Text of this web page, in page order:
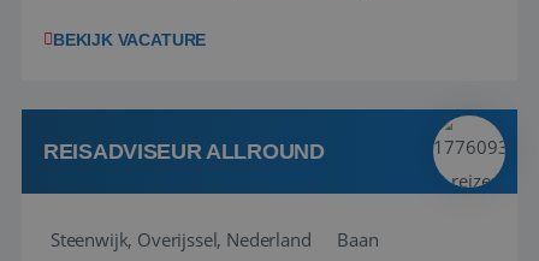
en tarieven waar je collega’s niet uitkomen.
kwaliteitsbewaking van alles wat met IATA te m...
BEKIJK VACATURE
REISADVISEUR ALLROUND
Steenwijk, Overijssel, Nederland
Baan